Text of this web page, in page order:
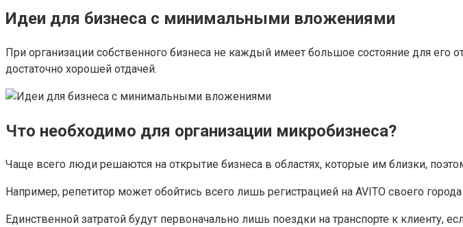
Идеи для бизнеса с минимальными вложениями
При организации собственного бизнеса не каждый имеет большое состояние для
достаточно хорошей отдачей.
Что необходимо для организации микробизнеса?
Чаще всего люди решаются на открытие бизнеса в областях, которые им близки,
Например, репетитор может обойтись всего лишь регистрацией на AVITO своего
Единственной затратой будут первоначально лишь поездки на транспорте к клиенту,